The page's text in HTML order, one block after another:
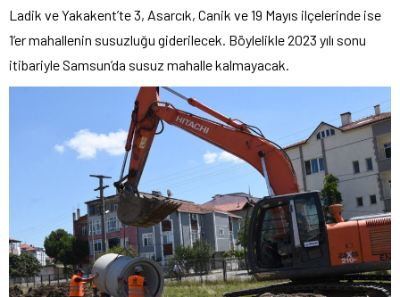
Ladik ve Yakakent’te 3, Asarcık, Canik ve 19 Mayıs ilçelerinde ise
1’er mahallenin susuzluğu giderilecek. Böylelikle 2023 yılı sonu
itibariyle Samsun’da susuz mahalle kalmayacak.